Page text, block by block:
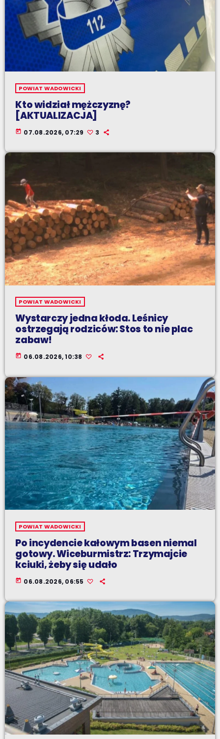
POWIAT WADOWICKI
Kto widział mężczyznę?
[AKTUALIZACJA]
today 07.08.2026, 07:29 3
POWIAT WADOWICKI
Wystarczy jedna kłoda. Leśnicy
ostrzegają rodziców: Stos to nie plac
zabaw!
today 06.08.2026, 10:38
POWIAT WADOWICKI
Po incydencie kałowym basen niemal
gotowy. Wiceburmistrz: Trzymajcie
kciuki, żeby się udało
today 06.08.2026, 06:55